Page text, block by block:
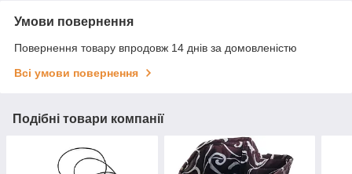
Умови повернення
Повернення товару впродовж 14 днів за домовленістю
Всі умови повернення
Подібні товари компанії